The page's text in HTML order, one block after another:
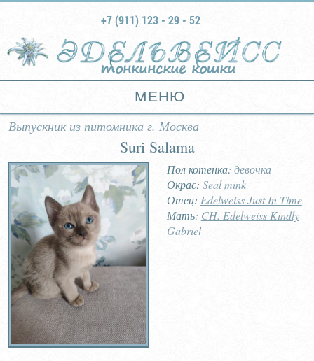
тонкинские кошки
+7 (911) 123 - 29 - 52
МЕНЮ
Выпускник из питомника г. Москва
Suri Salama
Пол котенка: девочка
Окрас: Seal mink
Отец: Edelweiss Just In Time
Мать: CH. Edelweiss Kindly
Gabriel